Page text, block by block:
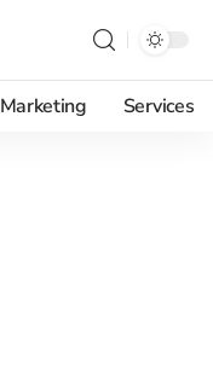
Marketing Services